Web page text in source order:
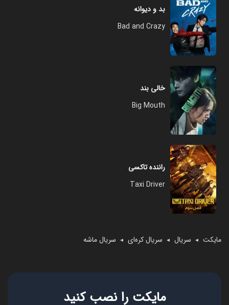
بد و دیوانه
Bad and Crazy
خالی بند
Big Mouth
راننده تاکسی
Taxi Driver
مایکت ◄ سریال ◄ سریال کره‌ای ◄ سریال ماشه
مایکت را نصب کنید